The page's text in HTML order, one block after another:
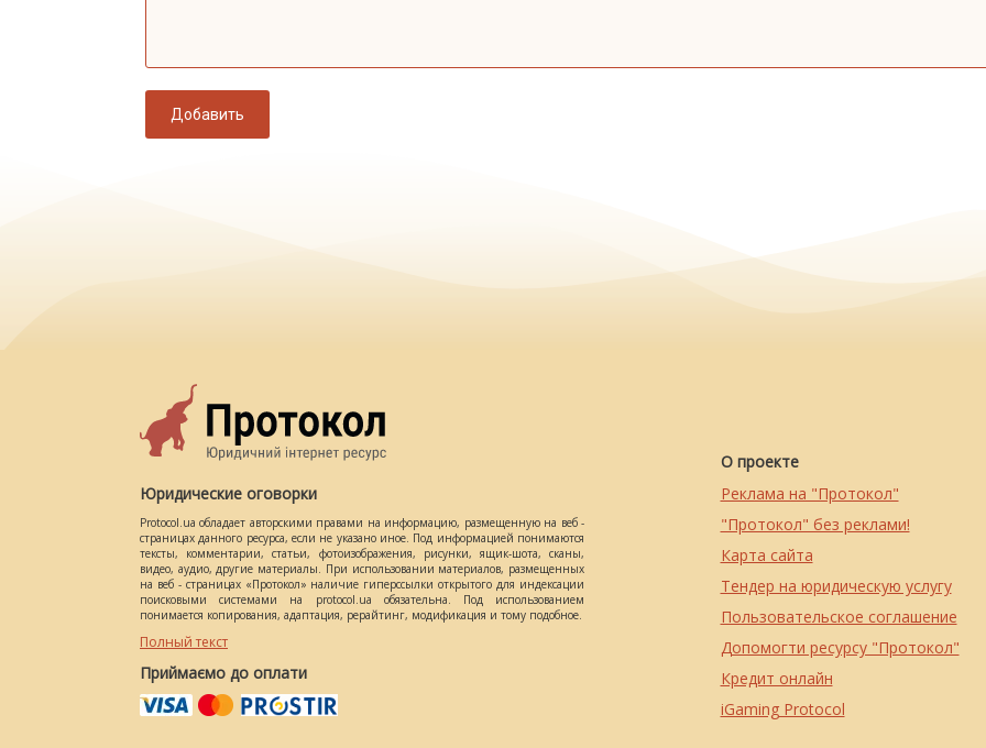
Добавить
Юридические оговорки
Protocol.ua обладает авторскими правами на информацию, размещенную на веб -
страницах данного ресурса, если не указано иное. Под информацией понимаются
тексты, комментарии, статьи, фотоизображения, рисунки, ящик-шота, сканы,
видео, аудио, другие материалы. При использовании материалов, размещенных
на веб - страницах «Протокол» наличие гиперссылки открытого для индексации
поисковыми системами на protocol.ua обязательна. Под использованием
понимается копирования, адаптация, рерайтинг, модификация и тому подобное.
Полный текст
Приймаємо до оплати
О проекте
Реклама на "Протокол"
"Протокол" без реклами!
Карта сайта
Тендер на юридическую услугу
Пользовательское соглашение
Допомогти ресурсу "Протокол"
Кредит онлайн
iGaming Protocol